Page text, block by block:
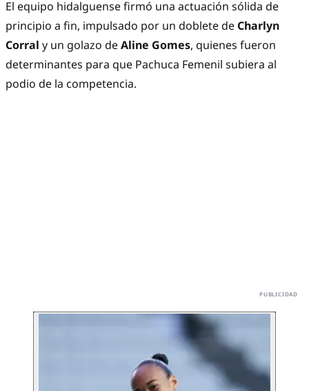
El equipo hidalguense firmó una actuación sólida de
principio a fin, impulsado por un doblete de Charlyn
Corral y un golazo deAline Gomes, quienes fueron
determinantes para que Pachuca Femenil subiera al
podio de la competencia.